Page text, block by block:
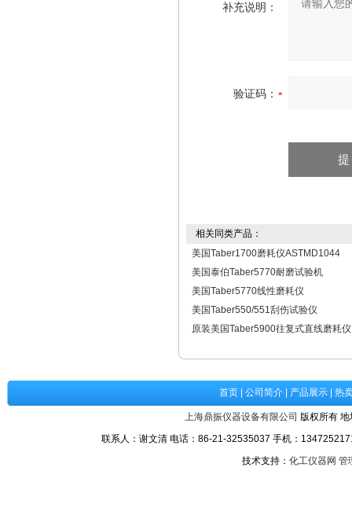
补充说明：
验证码：
相关同类产品：
美国Taber1700磨耗仪ASTMD1044
美国泰伯Taber5770耐磨试验机
美国Taber5770线性磨耗仪
美国Taber550/551刮伤试验仪
原装美国Taber5900往复式直线磨耗仪
首页| 公司简介| 产品展示| 热
上海鼎振仪器设备有限公司 版权所有
联系人：谢文清 电话：86-21-32535037 手机：
技术支持： 化工仪器网 管